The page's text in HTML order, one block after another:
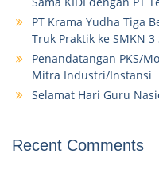
PT Krama Yudha Tiga
Truk Praktik ke SMKN 3
Penandatangan PKS/
Mitra Industri/Instansi
Selamat Hari Guru
Recent Comments